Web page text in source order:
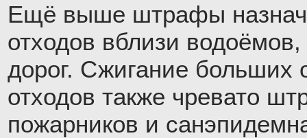
Ещё выше штрафы
отходов вблизи
дорог. Сжигание больших
отходов также чревато
пожарников и